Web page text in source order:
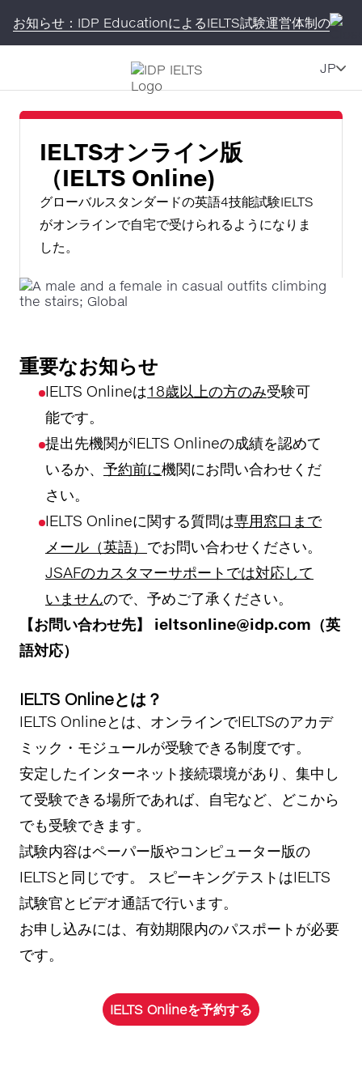
お知らせ：IDP EducationによるIELTS試験運営体制の変更
JP
IELTSオンライン版
（IELTS Online)
グローバルスタンダードの英語4技能試験IELTS
がオンラインで自宅で受けられるようになりま
した。
重要なお知らせ
IELTS Onlineは18歳以上の方のみ受験可
能です。
提出先機関がIELTS Onlineの成績を認めて
いるか、 予約前に機関にお問い合わせくだ
さい。
IELTS Onlineに関する質問は専用窓口まで
メール（英語） でお問い合わせください。
JSAFのカスタマーサポートでは対応して
いませんので、予めご了承ください。
【お問い合わせ先】 ieltsonline@idp.com（英
語対応）
IELTS Onlineとは？
IELTS Onlineとは、オンラインでIELTSのアカデ
ミック・モジュールが受験できる制度です。
安定したインターネット接続環境があり、集中し
て受験できる場所であれば、自宅など、どこから
でも受験できます。
試験内容はペーパー版やコンピューター版の
IELTSと同じです。 スピーキングテストはIELTS
試験官とビデオ通話で行います。
お申し込みには、有効期限内のパスポートが必要
です。
IELTS Onlineを予約する